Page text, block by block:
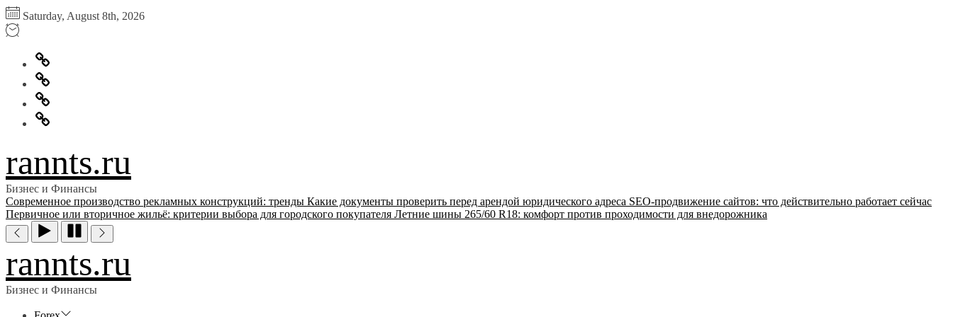
Перейти
к
содержимому
Saturday, August 8th, 2026
Главная
Информация
для
правообладателей
Обратная
связь
Политика
конфиденциальности
rannts.ru
Бизнес и Финансы
Современное производство рекламных конструкций: тренды Какие документы проверить перед арендой юридического адреса SEO-продвижение сайтов: что действительно работает сейчас
Первичное или вторичное жильё: критерии выбора для городского покупателя Летние шины 265/60 R18: комфорт против проходимости для внедорожника
rannts.ru
Бизнес и Финансы